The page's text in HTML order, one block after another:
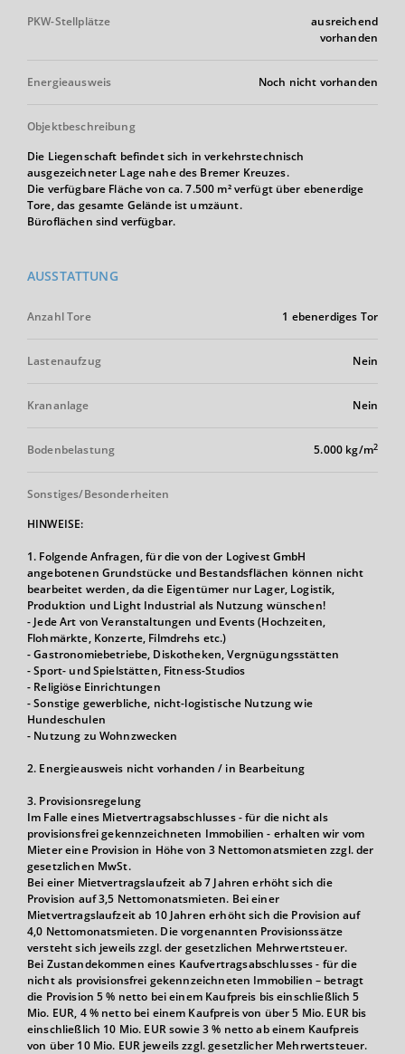
PKW-Stellplätze
ausreichend
vorhanden
Energieausweis Noch nicht vorhanden
Objektbeschreibung
Die Liegenschaft befindet sich in verkehrstechnisch
ausgezeichneter Lage nahe des Bremer Kreuzes.
Die verfügbare Fläche von ca. 7.500 m² verfügt über ebenerdige
Tore, das gesamte Gelände ist umzäunt.
Büroflächen sind verfügbar.
AUSSTATTUNG
Anzahl Tore 1 ebenerdiges Tor
Lastenaufzug Nein
Krananlage Nein
Bodenbelastung 5.000 kg/m2
Sonstiges/Besonderheiten
HINWEISE:
1. Folgende Anfragen, für die von der Logivest GmbH
angebotenen Grundstücke und Bestandsflächen können nicht
bearbeitet werden, da die Eigentümer nur Lager, Logistik,
Produktion und Light Industrial als Nutzung wünschen!
- Jede Art von Veranstaltungen und Events (Hochzeiten,
Flohmärkte, Konzerte, Filmdrehs etc.)
- Gastronomiebetriebe, Diskotheken, Vergnügungsstätten
- Sport- und Spielstätten, Fitness-Studios
- Religiöse Einrichtungen
- Sonstige gewerbliche, nicht-logistische Nutzung wie
Hundeschulen
- Nutzung zu Wohnzwecken
2. Energieausweis nicht vorhanden / in Bearbeitung
3. Provisionsregelung
Im Falle eines Mietvertragsabschlusses - für die nicht als
provisionsfrei gekennzeichneten Immobilien - erhalten wir vom
Mieter eine Provision in Höhe von 3 Nettomonatsmieten zzgl. der
gesetzlichen MwSt.
Bei einer Mietvertragslaufzeit ab 7 Jahren erhöht sich die
Provision auf 3,5 Nettomonatsmieten. Bei einer
Mietvertragslaufzeit ab 10 Jahren erhöht sich die Provision auf
4,0 Nettomonatsmieten. Die vorgenannten Provisionssätze
versteht sich jeweils zzgl. der gesetzlichen Mehrwertsteuer.
Bei Zustandekommen eines Kaufvertragsabschlusses - für die
nicht als provisionsfrei gekennzeichneten Immobilien – betragt
die Provision 5 % netto bei einem Kaufpreis bis einschließlich 5
Mio. EUR, 4 % netto bei einem Kaufpreis von über 5 Mio. EUR bis
einschließlich 10 Mio. EUR sowie 3 % netto ab einem Kaufpreis
von über 10 Mio. EUR jeweils zzgl. gesetzlicher Mehrwertsteuer.